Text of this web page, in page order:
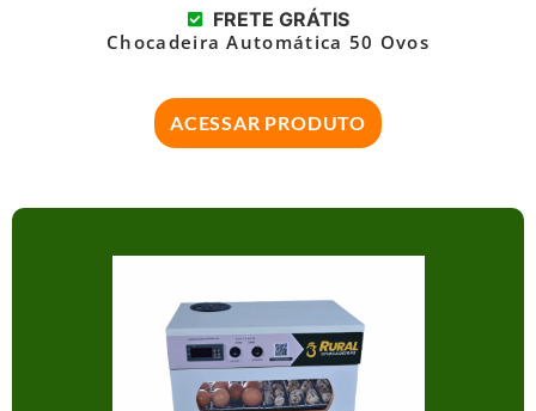
FRETE GRÁTIS
Chocadeira Automática 50 Ovos
ACESSAR PRODUTO